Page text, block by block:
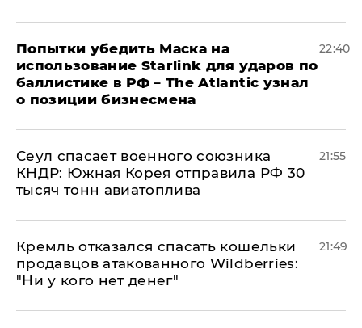
Попытки убедить Маска на
использование Starlink для ударов по
баллистике в РФ – The Atlantic узнал
о позиции бизнесмена
22:40
​Сеул спасает военного союзника
КНДР: Южная Корея отправила РФ 30
тысяч тонн авиатоплива
21:55
Кремль отказался спасать кошельки
продавцов атакованного Wildberries:
"Ни у кого нет денег"
21:49